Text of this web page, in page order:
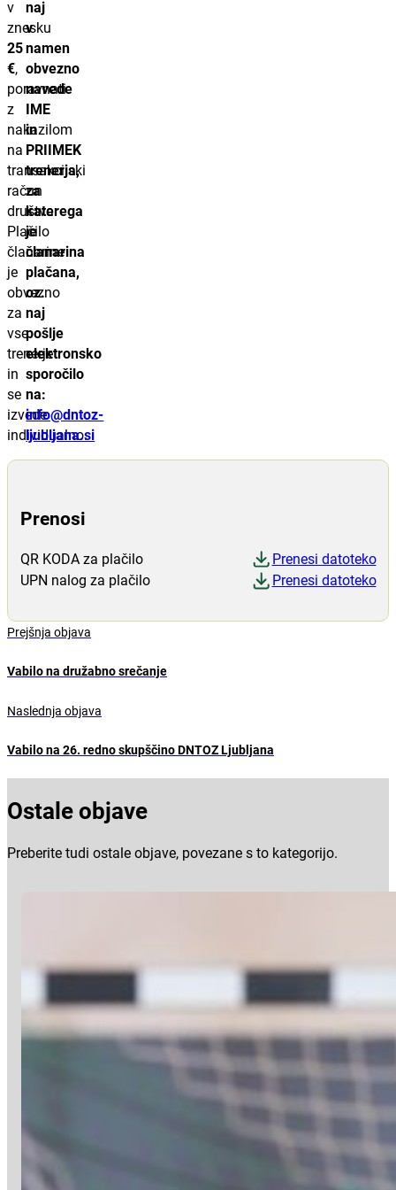
v
znesku
25
€,
poravnati
z
nakazilom
na
transakcijski
račun
društva.
Plačilo
članarine
je
obvezno
za
vse
trenerje
in
se
izvede
individualno.
naj
v
namen
obvezno
navede
IME
in
PRIIMEK
trenerja,
za
katerega
je
članarina
plačana,
oz.
naj
pošlje
elektronsko
sporočilo
na:
info@dntoz-
ljubljana.si
Prenosi
QR KODA za plačilo
Prenesi datoteko
UPN nalog za plačilo
Prenesi datoteko
Prejšnja objava
Vabilo na družabno srečanje
Naslednja objava
Vabilo na 26. redno skupščino DNTOZ Ljubljana
Ostale objave
Preberite tudi ostale objave, povezane s to kategorijo.